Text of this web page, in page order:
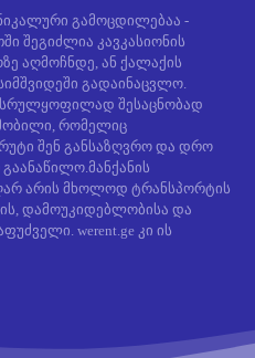
გამოცდილებაა -
შეგიძლია კავკასიონის
აღმოჩნდე, ან ქალაქის
გადაინაცვლო.
სრულყოფილად შესაცნობად
რომელიც
შენ განსაზღვრო და დრო
არის მხოლოდ ტრანსპორტის
დამოუკიდებლობისა და
werent.ge კი ის